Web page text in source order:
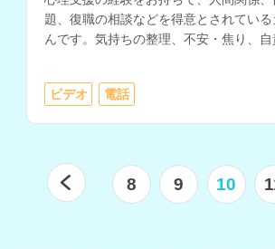
題、復職の相談などを得意とされている
んです。気持ちの整理、不安・焦り、
ビデオ 電話
8 9 10